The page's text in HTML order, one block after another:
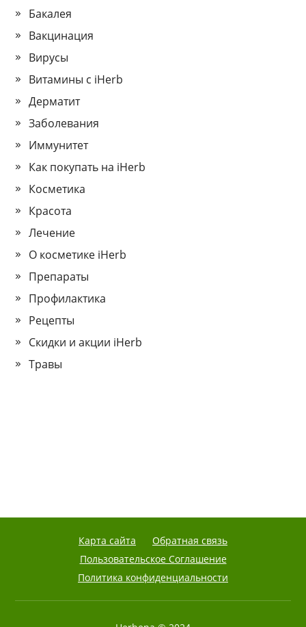
Бакалея
Вакцинация
Вирусы
Витамины с iHerb
Дерматит
Заболевания
Иммунитет
Как покупать на iHerb
Косметика
Красота
Лечение
О косметике iHerb
Препараты
Профилактика
Рецепты
Скидки и акции iHerb
Травы
Карта сайта
Обратная связь
Пользовательское Соглашение
Политика конфиденциальности